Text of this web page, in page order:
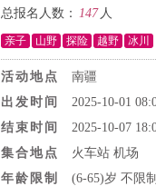
总报名人数： 147 人
亲子 山野 探险 越野 冰川
活动地点
南疆
出发时间
2025-10-01
结束时间
2025-10-07
集合地点
火车站 机场
年龄限制
(6-65)岁 不限制